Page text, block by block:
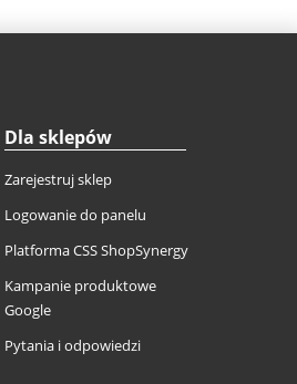
Dla sklepów
Zarejestruj sklep
Logowanie do panelu
Platforma CSS ShopSynergy
Kampanie produktowe
Google
Pytania i odpowiedzi